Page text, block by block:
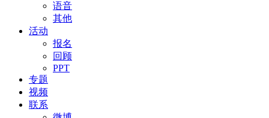
语音
其他
活动
报名
回顾
PPT
专题
视频
联系